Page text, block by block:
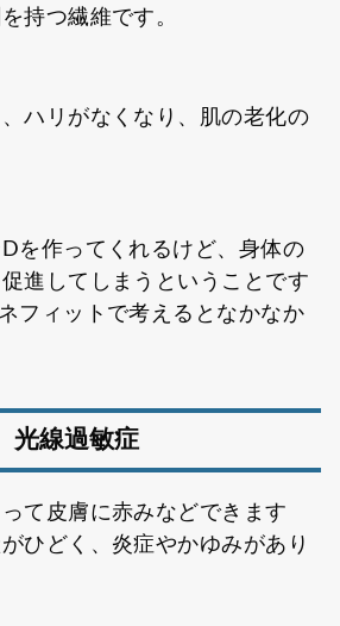
持つ繊維です。
ハリがなくなり、肌の老化の
を作ってくれるけど、身体の
進してしまうということです
フィットで考えるとなかなか
線過敏症
て皮膚に赤みなどできます
ひどく、炎症やかゆみがあり